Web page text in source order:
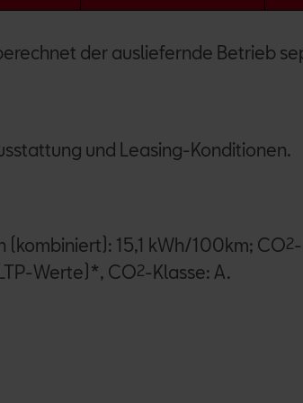
der ausliefernde Betrieb
und Leasing-Konditionen.
(kombiniert): 15,1 kWh/100km; CO2
Werte)*, CO2-Klasse: A.